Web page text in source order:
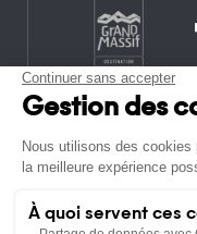
CONTACT